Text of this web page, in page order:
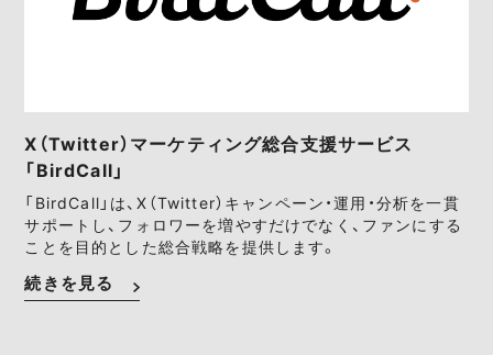
X（Twitter）マーケティング総合支援サービス
「BirdCall」
「BirdCall」は、X（Twitter）キャンペーン・運用・分析を一貫
サポートし、フォロワーを増やすだけでなく、ファンにする
ことを目的とした総合戦略を提供します。
続きを見る